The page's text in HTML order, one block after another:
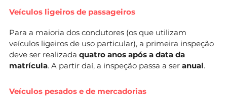
Veículos ligeiros de passageiros
Para a maioria dos condutores (os que utilizam
veículos ligeiros de uso particular), a primeira inspeção
deve ser realizada quatro anos após a data da
matrícula. A partir daí, a inspeção passa a ser anual.
Veículos pesados e de mercadorias